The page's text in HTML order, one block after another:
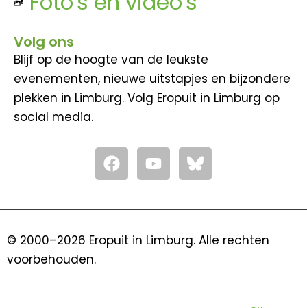
Volg ons
Blijf op de hoogte van de leukste
evenementen, nieuwe uitstapjes en bijzondere
plekken in Limburg. Volg Eropuit in Limburg op
social media.
F
a
c
o
Y
o
u
b
© 2000–2026 Eropuit in Limburg. Alle rechten
voorbehouden.